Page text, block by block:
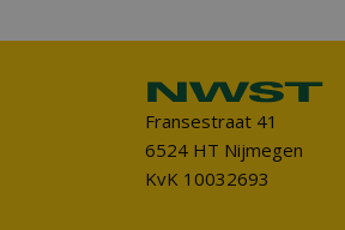
Fransestraat 41
6524 HT Nijmegen
KvK 10032693